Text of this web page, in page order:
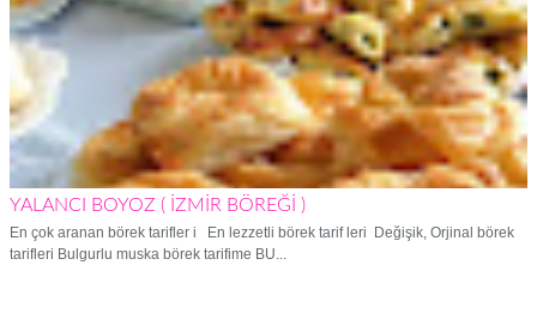
YALANCI BOYOZ ( İZMİR BÖREĞİ )
En çok aranan börek tarifler i En lezzetli börek tarif leri Değişik, Orjinal börek
tarifleri Bulgurlu muska börek tarifime BU...